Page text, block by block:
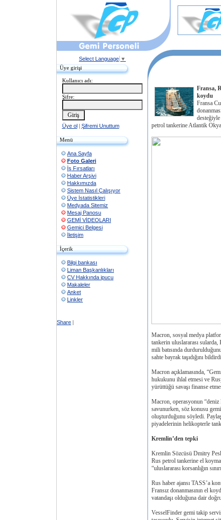
Select Language ▼
Üye girişi
Kullanıcı adı:
Şifre:
Üye ol| Şifremi Unuttum
Menü
Ana Sayfa
Foto Galeri
İş Fırsatları
Haber Arşivi
Hakkımızda
Sistem Nasıl Çalışıyor
Üye İstatistikleri
Medyada Sitemiz
Mesaj Panosu
GEMİ VİDEOLARI
Gemici Belgesi
İletişim
İçerik
Bilgi bankası
Liman Başkanlıkları
CV Hakkında ipucu
Makaleler
Anket
Linkler
Share |
Fransa,
koydu
Fransa
petrol tankerine Atlantik
Macron, sosyal medya
tankerin uluslararası sularda,
mili batısında
sahte bayrak taşıdığını
Macron açıklamasında,
hukukunu ihlal etmesi ve
yürüttüğü savaşı finanse
Macron, operasyonun
savunurken, söz konusu
oluşturduğunu söyledi.
piyadelerinin helikopterle
Kremlin’den tepki
Kremlin Sözcüsü Dmitry
Rus petrol tankerine el
“uluslararası korsanlığın
Rus haber ajansı TASS’a
Fransız donanmasının el
vatandaşı olduğuna dair
VesselFinder gemi takip